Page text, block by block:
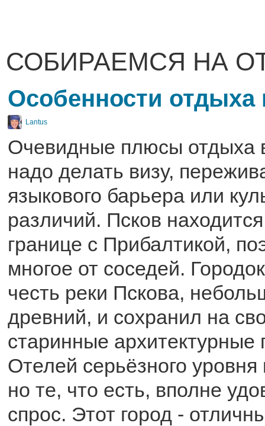
СОБИРАЕМСЯ НА
Особенности отдыха
Lantus
Очевидные плюсы отдыха
надо делать визу,
языкового барьера или
различий. Псков
границе с Прибалтикой,
многое от соседей.
честь реки Пскова,
древний, и сохранил на
старинные архитектурные
Отелей серьёзного
но те, что есть, вполне
спрос. Этот город -